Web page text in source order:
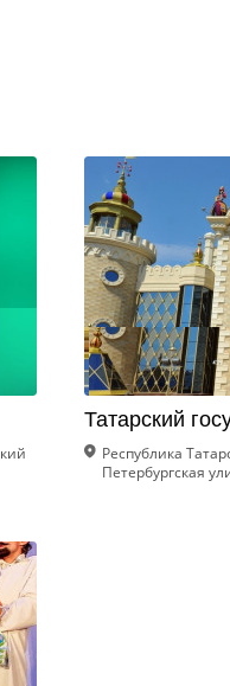
Татарский
Республика
Петербургская